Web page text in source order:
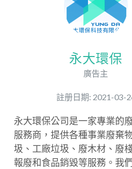
永大環保
廣告主
註册日期: 2021-03-
永大環保公司是一家專業的
服務商，提供各種事業廢棄
圾、工廠垃圾、廢木材、廢
報廢和食品銷毀等服務。我